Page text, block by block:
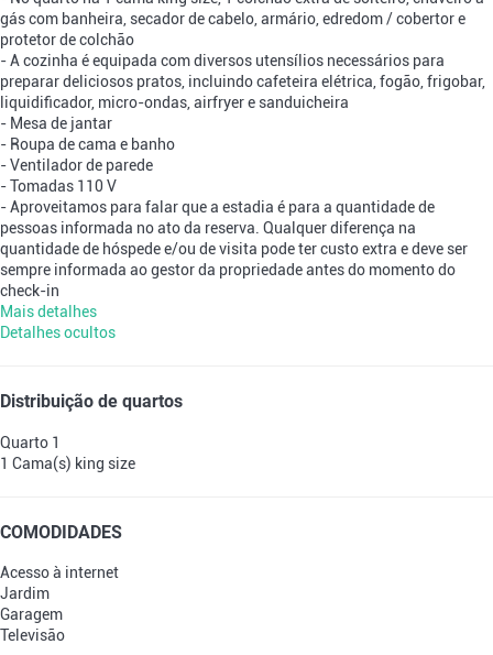
gás com banheira, secador de cabelo, armário, edredom / cobertor e
protetor de colchão
- A cozinha é equipada com diversos utensílios necessários para
preparar deliciosos pratos, incluindo cafeteira elétrica, fogão, frigobar,
liquidificador, micro-ondas, airfryer e sanduicheira
- Mesa de jantar
- Roupa de cama e banho
- Ventilador de parede
- Tomadas 110 V
- Aproveitamos para falar que a estadia é para a quantidade de
pessoas informada no ato da reserva. Qualquer diferença na
quantidade de hóspede e/ou de visita pode ter custo extra e deve ser
sempre informada ao gestor da propriedade antes do momento do
check-in
Mais detalhes
Detalhes ocultos
Distribuição de quartos
Quarto 1
1 Cama(s) king size
COMODIDADES
Acesso à internet
Jardim
Garagem
Televisão